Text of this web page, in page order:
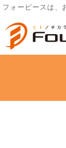
フォーピースは、